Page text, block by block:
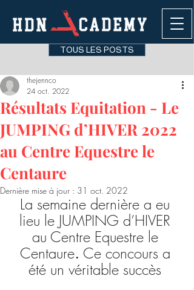
TOUS LES POSTS
Résultats Equitation - Le
JUMPING d’HIVER 2022
au Centre Equestre le
Centaure
thejennco
24 oct. 2022
Dernière mise à jour : 31 oct. 2022
La semaine dernière a eu
lieu le JUMPING d’HIVER
au Centre Equestre le
Centaure. Ce concours a
été un véritable succès